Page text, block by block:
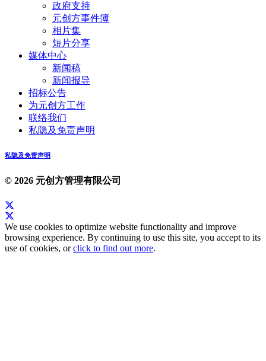
政府支持
元创方事件簿
相片集
短片分享
媒体中心
新闻稿
新闻报导
招标公告
为元创方工作
联络我们
私隐及免责声明
私隐及免责声明
© 2026 元创方管理有限公司
We use cookies to optimize website functionality and improve
browsing experience. By continuing to use this site, you accept to its
use of cookies, orclick to find out more.